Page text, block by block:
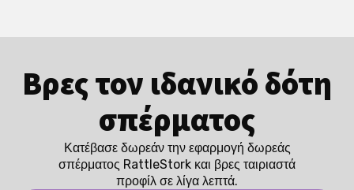
Βρες τον ιδανικό δότη
σπέρματος
Κατέβασε δωρεάν την εφαρμογή δωρεάς
σπέρματος RattleStork και βρες ταιριαστά
προφίλ σε λίγα λεπτά.